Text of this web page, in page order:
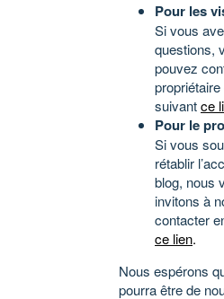
Pour les
Si vous
questions,
pouvez
suivantce
Pour le
Si vous
rétablir
blog, nous
invitons à
contacter
ce lien.
Nous espérons
pourra être de